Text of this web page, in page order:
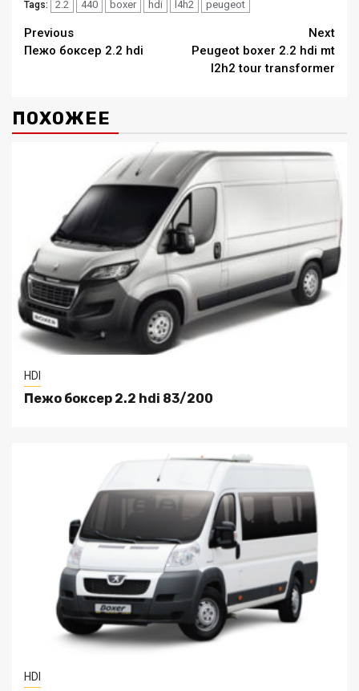
Tags: 2.2 440 boxer hdi l4h2 peugeot
Continue
Reading
Previous
Пежо боксер 2.2 hdi
Next
Peugeot boxer 2.2 hdi mt
l2h2 tour transformer
ПОХОЖЕЕ
HDI
Пежо боксер 2.2 hdi 83/200
HDI